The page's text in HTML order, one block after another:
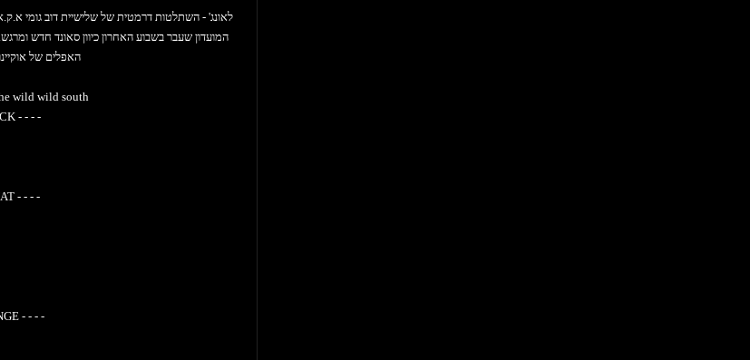
לאונג' - השתלטות דרמטית של שלישיית דוב גומי
המועדון שעבר בשבוע האחרון כיוון סאונד חדש
האפלים של
wild wild south
- - - - BLOCK - - - -
- - - - SQUAT - - - -
- - - - LOUNGE - - - -